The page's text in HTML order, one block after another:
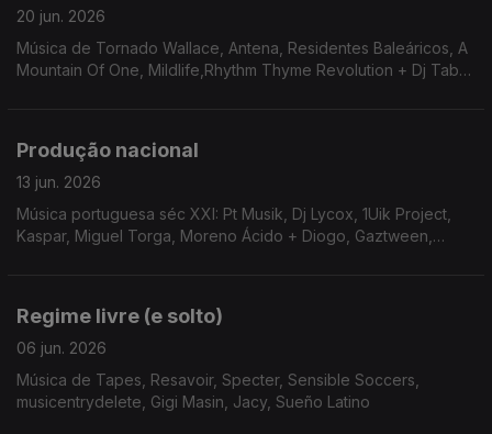
20 jun. 2026
Música de Tornado Wallace, Antena, Residentes Baleáricos, A
Mountain Of One, Mildlife,Rhythm Thyme Revolution + Dj Tabu,
Produção nacional
13 jun. 2026
Música portuguesa séc XXI: Pt Musik, Dj Lycox, 1Uik Project,
Kaspar, Miguel Torga, Moreno Ácido + Diogo, Gaztween,
Regime livre (e solto)
06 jun. 2026
Música de Tapes, Resavoir, Specter, Sensible Soccers,
musicentrydelete, Gigi Masin, Jacy, Sueño Latino